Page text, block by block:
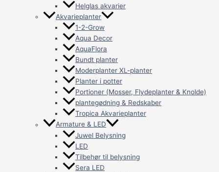
Helglas akvarier
Akvarieplanter
1-2-Grow
Aqua Decor
AquaFlora
Bundt planter
Moderplanter XL-planter
Planter i potter
Portioner (Mosser, Flydeplanter & Knolde)
plantegødning & Redskaber
Tropica Akvarieplanter
Armature & LED
Juwel Belysning
LED
Tilbehør til belysning
Sera LED